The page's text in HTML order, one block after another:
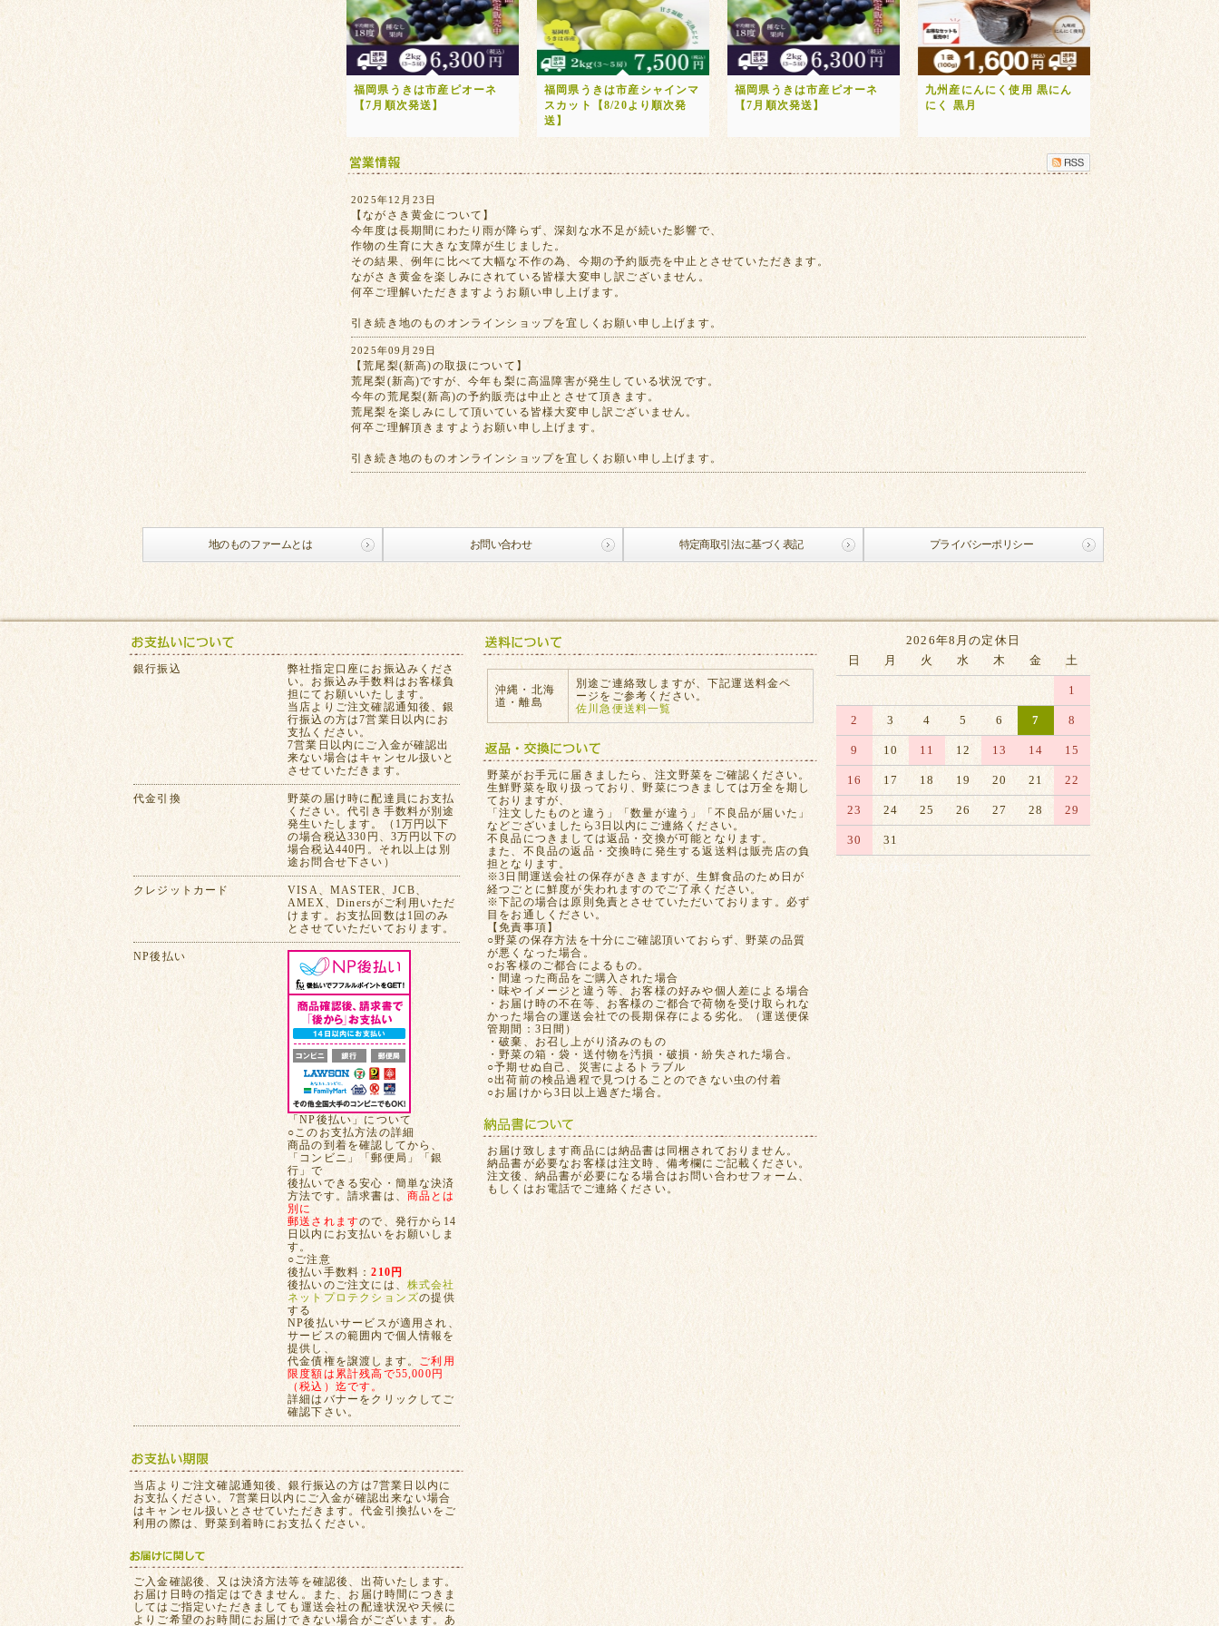
福岡県うきは市産ピオーネ
【7月順次発送】
福岡県うきは市産シャインマ
スカット【8/20より順次発
送】
福岡県うきは市産ピオーネ
【7月順次発送】
九州産にんにく使用 黒にん
にく 黒月
2025年12月23日
【ながさき黄金について】
今年度は長期間にわたり雨が降らず、深刻な水不足が続いた影響で、
作物の生育に大きな支障が生じました。
その結果、例年に比べて大幅な不作の為、今期の予約販売を中止とさせていただきます。
ながさき黄金を楽しみにされている皆様大変申し訳ございません。
何卒ご理解いただきますようお願い申し上げます。
引き続き地のものオンラインショップを宜しくお願い申し上げます。
2025年09月29日
【荒尾梨(新高)の取扱について】
荒尾梨(新高)ですが、今年も梨に高温障害が発生している状況です。
今年の荒尾梨(新高)の予約販売は中止とさせて頂きます。
荒尾梨を楽しみにして頂いている皆様大変申し訳ございません。
何卒ご理解頂きますようお願い申し上げます。
引き続き地のものオンラインショップを宜しくお願い申し上げます。
地のものファームとは お問い合わせ 特定商取引法に基づく表記 プライバシーポリシー
2026年8月の定休日
日
月 火 水 木 金 土
1
2 3 4 5 6 7 8
9 10 11 12 13 14 15
16 17 18 19 20 21 22
23 24 25 26 27 28 29
30 31
銀行振込
弊社指定口座にお振込みくださ
い。お振込み手数料はお客様負
担にてお願いいたします。
当店よりご注文確認通知後、銀
行振込の方は7営業日以内にお
支払ください。
7営業日以内にご入金が確認出
来ない場合はキャンセル扱いと
させていただきます。
代金引換
野菜の届け時に配達員にお支払
ください。代引き手数料が別途
発生いたします。（1万円以下
の場合税込330円、3万円以下の
場合税込440円。それ以上は別
途お問合せ下さい）
クレジットカード
VISA、MASTER、JCB、
AMEX、Dinersがご利用いただ
けます。お支払回数は1回のみ
とさせていただいております。
NP後払い
「NP後払い」について
○このお支払方法の詳細
商品の到着を確認してから、
「コンビニ」「郵便局」「銀
行」で
後払いできる安心・簡単な決済
方法です。請求書は、 商品とは
別に
郵送されますので、発行から14
日以内にお支払いをお願いしま
す。
○ご注意
後払い手数料：210円
後払いのご注文には、 株式会社
ネットプロテクションズの提供
する
NP後払いサービスが適用され、
サービスの範囲内で個人情報を
提供し、
代金債権を譲渡します。 ご利用
限度額は累計残高で55,000円
（税込）迄です。
詳細はバナーをクリックしてご
確認下さい。
当店よりご注文確認通知後、銀行振込の方は7営業日以内に
お支払ください。7営業日以内にご入金が確認出来ない場合
はキャンセル扱いとさせていただきます。代金引換払いをご
利用の際は、野菜到着時にお支払ください。
ご入金確認後、又は決済方法等を確認後、出荷いたします。
お届け日時の指定はできません。また、お届け時間につきま
してはご指定いただきましても運送会社の配達状況や天候に
よりご希望のお時間にお届けできない場合がございます。あ
沖縄・北海
道・離島
別途ご連絡致しますが、下記運送料金ペ
ージをご参考ください。
佐川急便送料一覧
野菜がお手元に届きましたら、注文野菜をご確認ください。
生鮮野菜を取り扱っており、野菜につきましては万全を期し
ておりますが、
「注文したものと違う」「数量が違う」「不良品が届いた」
などございましたら3日以内にご連絡ください。
不良品につきましては返品・交換が可能となります。
また、不良品の返品・交換時に発生する返送料は販売店の負
担となります。
※3日間運送会社の保存がききますが、生鮮食品のため日が
経つごとに鮮度が失われますのでご了承ください。
※下記の場合は原則免責とさせていただいております。必ず
目をお通しください。
【免責事項】
○野菜の保存方法を十分にご確認頂いておらず、野菜の品質
が悪くなった場合。
○お客様のご都合によるもの。
・間違った商品をご購入された場合
・味やイメージと違う等、お客様の好みや個人差による場合
・お届け時の不在等、お客様のご都合で荷物を受け取られな
かった場合の運送会社での長期保存による劣化。（運送便保
管期間：3日間）
・破棄、お召し上がり済みのもの
・野菜の箱・袋・送付物を汚損・破損・紛失された場合。
○予期せぬ自己、災害によるトラブル
○出荷前の検品過程で見つけることのできない虫の付着
○お届けから3日以上過ぎた場合。
お届け致します商品には納品書は同梱されておりません。
納品書が必要なお客様は注文時、備考欄にご記載ください。
注文後、納品書が必要になる場合はお問い合わせフォーム、
もしくはお電話でご連絡ください。